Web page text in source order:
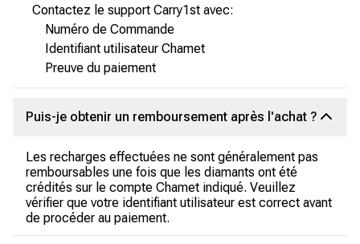
Contactez le support Carry1st avec:
Numéro de Commande
Identifiant utilisateur Chamet
Preuve du paiement
Puis-je obtenir un remboursement après l'achat ?
Les recharges effectuées ne sont généralement pas
remboursables une fois que les diamants ont été
crédités sur le compte Chamet indiqué. Veuillez
vérifier que votre identifiant utilisateur est correct avant
de procéder au paiement.